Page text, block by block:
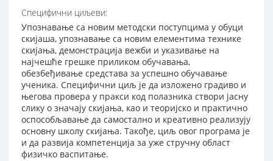
Специфични циљеви:
Упознавање са новим методски поступцима у обуци
скијаша, упознавање са новим елементима технике
скијања, демонстрација вежби и указивање на
најчешће грешке приликом обучавања,
обезбеђивање средстава за успешно обучавање
ученика. Специфични циљ је да изложено градиво и
његова провера у пракси код полазника створи јасну
слику о значају скијања, као и теоријско и практично
оспособљавање да самостално и креативно реализују
основну школу скијања. Такође, циљ овог програма је
и да развија компетенција за уже стручну област
физичко васпитање.